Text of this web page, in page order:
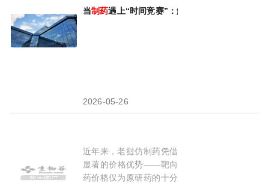
当制药遇上“时间竞赛”：解码施维雅的生态化创
2026-05-26
老挝仿 制药，为什么选择万象桃子健康国际互联
近年来，老挝仿制药凭借
显著的价格优势——靶向
药价格仅为原研药的十分